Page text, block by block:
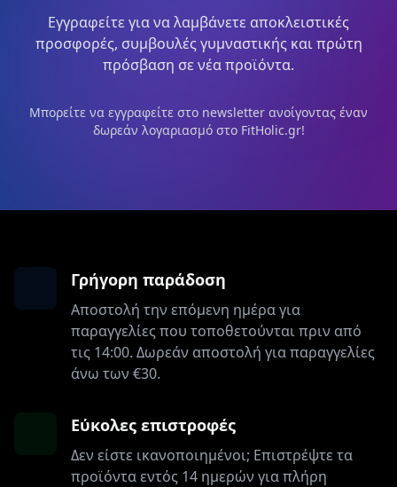
Εγγραφείτε για να λαμβάνετε αποκλειστικές
προσφορές, συμβουλές γυμναστικής και πρώτη
πρόσβαση σε νέα προϊόντα.
Μπορείτε να εγγραφείτε στο newsletter ανοίγοντας έναν
δωρεάν λογαριασμό στο FitHolic.gr!
Γρήγορη παράδοση
Αποστολή την επόμενη ημέρα για
παραγγελίες που τοποθετούνται πριν από
τις 14:00. Δωρεάν αποστολή για παραγγελίες
άνω των €30.
Εύκολες επιστροφές
Δεν είστε ικανοποιημένοι; Επιστρέψτε τα
προϊόντα εντός 14 ημερών για πλήρη